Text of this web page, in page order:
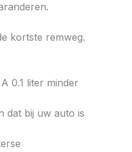
kortste remweg.
0.1 liter minder
dat bij uw auto is